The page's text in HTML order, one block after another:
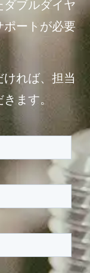
ブルダイヤ
ポートが必要
れば、担当
ます。